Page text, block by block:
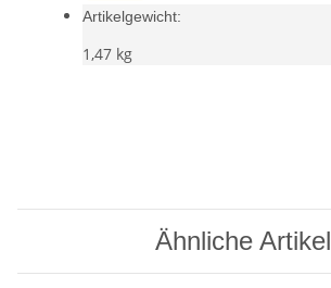
Artikelgewicht:
1,47 kg
Ähnliche Artikel